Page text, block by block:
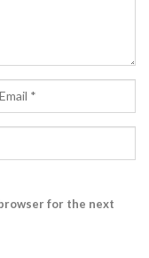
for the next